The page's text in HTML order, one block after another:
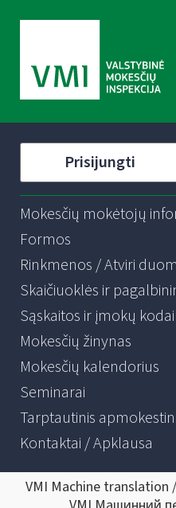
Prisijungti
Mokesčių mokėtojų
Formos
Rinkmenos / Atviri
Skaičiuoklės ir
Sąskaitos ir įmokų kodai
Mokesčių žinynas
Mokesčių kalendorius
Seminarai
Tarptautinis
Kontaktai / Apklausa
VMI Machine